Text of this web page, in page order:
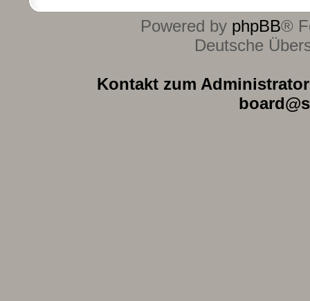
Powered by phpBB®
Deutsche
Kontakt zum